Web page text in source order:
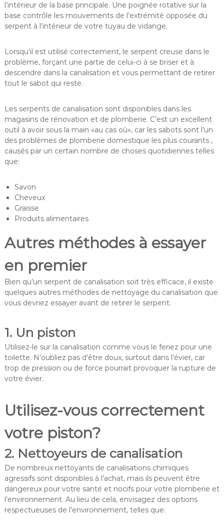
l’intérieur de la base principale. Une poignée rotative sur la
base contrôle les mouvements de l’extrémité opposée du
serpent à l’intérieur de votre tuyau de vidange.
Lorsqu’il est utilisé correctement, le serpent creuse dans le
problème, forçant une partie de celui-ci à se briser et à
descendre dans la canalisation et vous permettant de retirer
tout le sabot qui reste.
Les serpents de canalisation sont disponibles dans les
magasins de rénovation et de plomberie. C’est un excellent
outil à avoir sous la main «au cas où», car les sabots sont l’un
des problèmes de plomberie domestique les plus courants ,
causés par un certain nombre de choses quotidiennes telles
que:
Savon
Cheveux
Graisse
Produits alimentaires
Autres méthodes à essayer
en premier
Bien qu’un serpent de canalisation soit très efficace, il existe
quelques autres méthodes de nettoyage du canalisation que
vous devriez essayer avant de retirer le serpent.
1. Un piston
Utilisez-le sur la canalisation comme vous le feriez pour une
toilette. N’oubliez pas d’être doux, surtout dans l’évier, car
trop de pression ou de force pourrait provoquer la rupture de
votre évier.
Utilisez-vous correctement
votre piston?
2. Nettoyeurs de canalisation
De nombreux nettoyants de canalisations chimiques
agressifs sont disponibles à l’achat, mais ils peuvent être
dangereux pour votre santé et nocifs pour votre plomberie et
l’environnement. Au lieu de cela, envisagez des options
respectueuses de l’environnement, telles que: